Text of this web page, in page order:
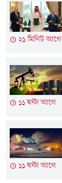
২১ মিনিট আগে
১১ ঘন্টা আগে
১১ ঘন্টা আগে